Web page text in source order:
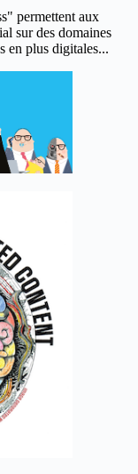
permettent aux
sur des domaines
en plus digitales...